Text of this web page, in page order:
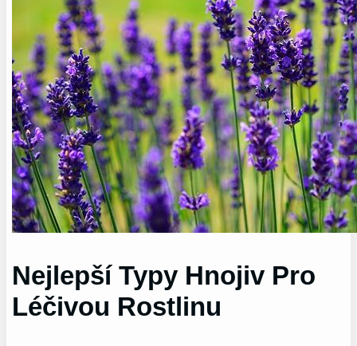
Nejlepší Typy Hnojiv Pro
Léčivou Rostlinu